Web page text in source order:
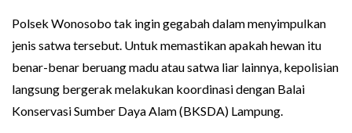
Polsek Wonosobo tak ingin gegabah dalam menyimpulkan
jenis satwa tersebut. Untuk memastikan apakah hewan itu
benar-benar beruang madu atau satwa liar lainnya, kepolisian
langsung bergerak melakukan koordinasi dengan Balai
Konservasi Sumber Daya Alam (BKSDA) Lampung.